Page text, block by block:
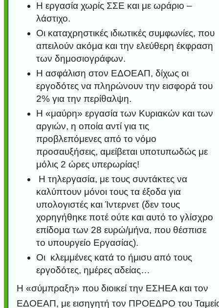
Η εργασία χωρίς ΣΣΕ και με ωράριο –
λάστιχο.
Οι καταχρηστικές ιδιωτικές συμφωνίες, που
απειλούν ακόμα και την ελεύθερη έκφραση
των δημοσιογράφων.
Η ασφάλιση στον ΕΔΟΕΑΠ, δίχως οι
εργοδότες να πληρώνουν την εισφορά του
2% για την περίθαλψη.
Η «μαύρη» εργασία των Κυριακών και των
αργιών, η οποία αντί για τις
προβλεπόμενες από το νόμο
προσαυξήσεις, αμείβεται υποτυπωδώς με
μόλις 2 ώρες υπερωρίας!
Η τηλεργασία, με τους συντάκτες να
καλύπτουν μόνοι τους τα έξοδα για
υπολογιστές και Ίντερνετ (δεν τους
χορηγήθηκε ποτέ ούτε και αυτό το γλίσχρο
επίδομα των 28 ευρώ/μήνα, που θέσπισε
το υπουργείο Εργασίας).
Οι κλεμμένες κατά το ήμισυ από τους
εργοδότες, ημέρες αδείας…
Η «σύμπραξη» που διοικεί την ΕΣΗΕΑ και τον
ΕΔΟΕΑΠ, με εισηγητή τον ΠΡΟΕΔΡΟ του